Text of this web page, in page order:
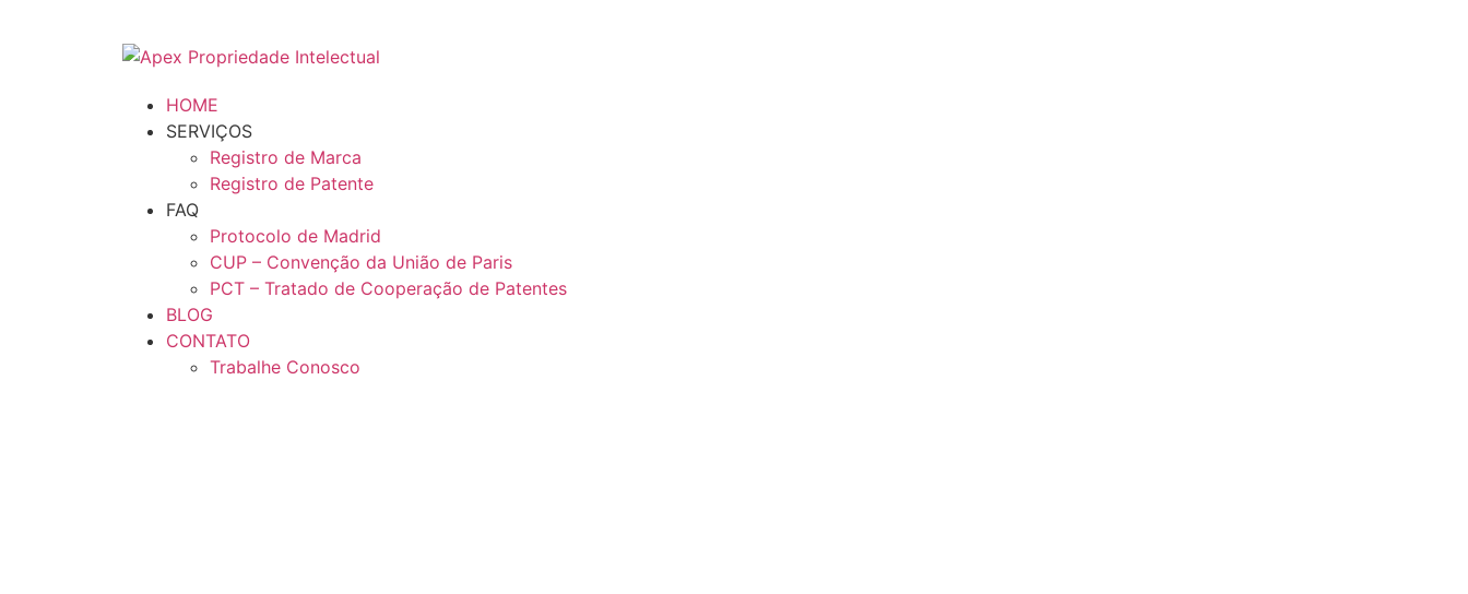
HOME
SERVIÇOS
Registro de Marca
Registro de Patente
FAQ
Protocolo de Madrid
CUP – Convenção da União de Paris
PCT – Tratado de Cooperação de Patentes
BLOG
CONTATO
Trabalhe Conosco